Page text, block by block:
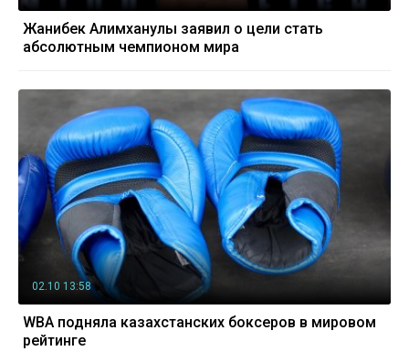
Жанибек Алимханулы заявил о цели стать
абсолютным чемпионом мира
02.10 13:58
WBA подняла казахстанских боксеров в мировом
рейтинге